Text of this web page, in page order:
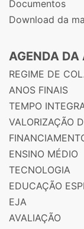
Documentos
Download da
AGENDA DA
REGIME DE
ANOS FINAIS
TEMPO
VALORIZAÇÃO
ENSINO MÉDIO
TECNOLOGIA
EDUCAÇÃO
EJA
AVALIAÇÃO